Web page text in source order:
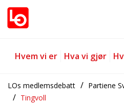
Barn og unge
Gå til hovedinnhold
Gå til navigasjon
Hvem vi er Hva vi gjør
LOs medlemsdebatt Partiene
Tingvoll